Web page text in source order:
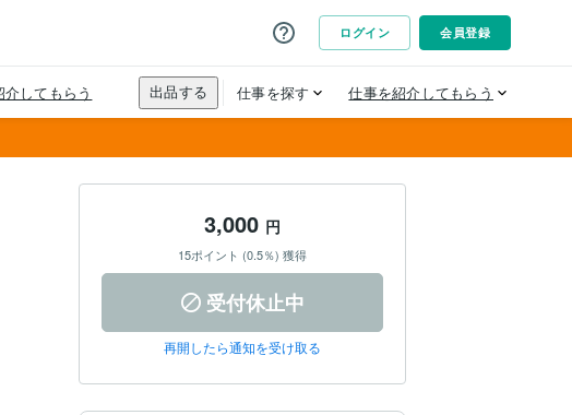
3,000 円
15ポイント (0.5％) 獲得
受付休止中
再開したら通知を受け取る